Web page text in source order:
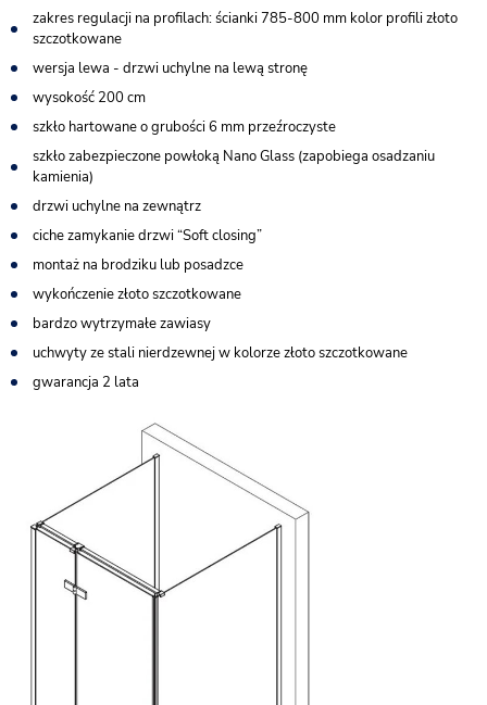
zakres regulacji na profilach: ścianki 785-800 mm kolor profili złoto
szczotkowane
wersja lewa - drzwi uchylne na lewą stronę
wysokość 200 cm
szkło hartowane o grubości 6 mm przeźroczyste
szkło zabezpieczone powłoką Nano Glass (zapobiega osadzaniu
kamienia)
drzwi uchylne na zewnątrz
ciche zamykanie drzwi “Soft closing”
montaż na brodziku lub posadzce
wykończenie złoto szczotkowane
bardzo wytrzymałe zawiasy
uchwyty ze stali nierdzewnej w kolorze złoto szczotkowane
gwarancja 2 lata